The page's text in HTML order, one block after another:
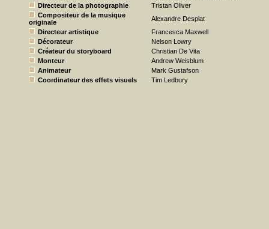
Directeur de la photographie
Tristan Oliver
Compositeur de la musique
originale
Alexandre Desplat
Directeur artistique
Francesca Maxwell
Décorateur
Nelson Lowry
Créateur du storyboard
Christian De Vita
Monteur
Andrew Weisblum
Animateur
Mark Gustafson
Coordinateur des effets visuels
Tim Ledbury